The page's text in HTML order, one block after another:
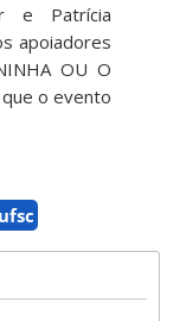
e Patrícia
apoiadores
OU O
o evento
ufsc